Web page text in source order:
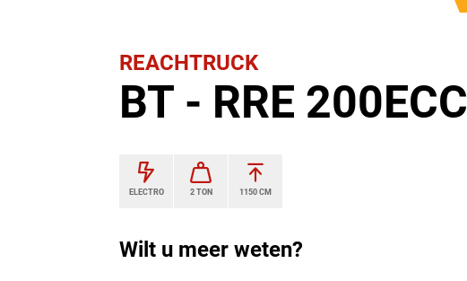
REACHTRUCK
BT - RRE 200ECC
ELECTRO 2 TON 1150 CM
Wilt u meer weten?